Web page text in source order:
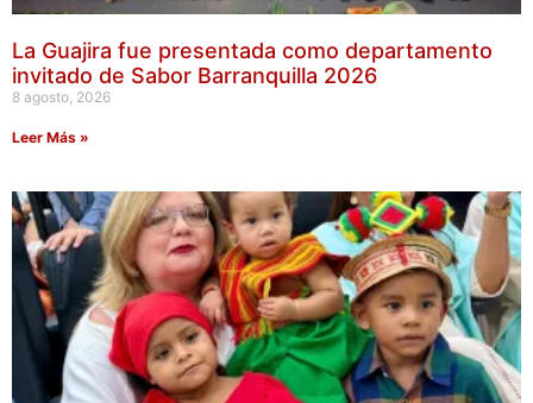
La Guajira fue presentada como departamento
invitado de Sabor Barranquilla 2026
8 agosto, 2026
Leer Más »